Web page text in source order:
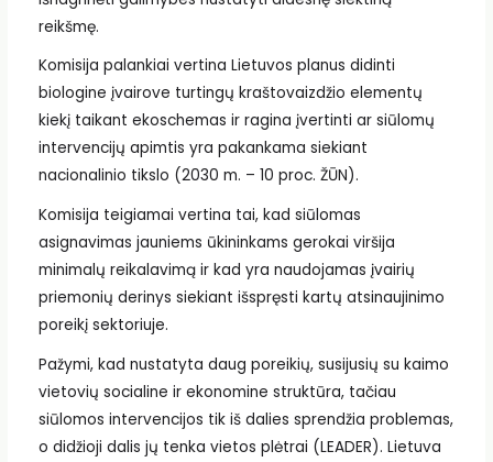
reikšmę.
Komisija palankiai vertina Lietuvos planus didinti
biologine įvairove turtingų kraštovaizdžio elementų
kiekį taikant ekoschemas ir ragina įvertinti ar siūlomų
intervencijų apimtis yra pakankama siekiant
nacionalinio tikslo (2030 m. – 10 proc. ŽŪN).
Komisija teigiamai vertina tai, kad siūlomas
asignavimas jauniems ūkininkams gerokai viršija
minimalų reikalavimą ir kad yra naudojamas įvairių
priemonių derinys siekiant išspręsti kartų atsinaujinimo
poreikį sektoriuje.
Pažymi, kad nustatyta daug poreikių, susijusių su kaimo
vietovių socialine ir ekonomine struktūra, tačiau
siūlomos intervencijos tik iš dalies sprendžia problemas,
o didžioji dalis jų tenka vietos plėtrai (LEADER). Lietuva